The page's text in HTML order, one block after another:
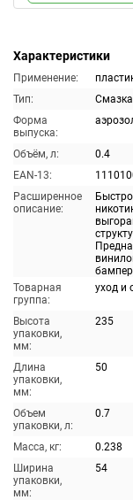
Характеристики
Применение:
Тип:
Форма
выпуска:
Объём, л:
0.4
EAN-13:
Расширенное
описание:
Товарная
группа:
уход и
Высота
упаковки,
мм:
235
Длина
упаковки,
мм:
50
Объем
упаковки, л:
0.7
Масса, кг:
0.238
Ширина
упаковки,
мм:
54